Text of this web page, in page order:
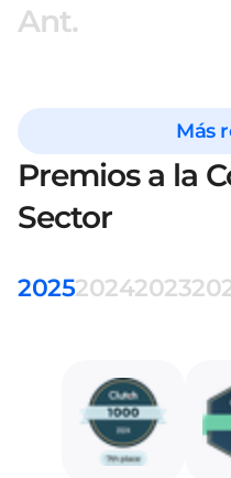
Ant.
Más
Premios a la
Sector
202520242023